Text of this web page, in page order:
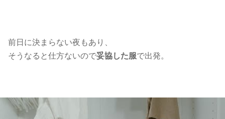
前日に決まらない夜もあり、
そうなると仕方ないので妥協した服で出発。